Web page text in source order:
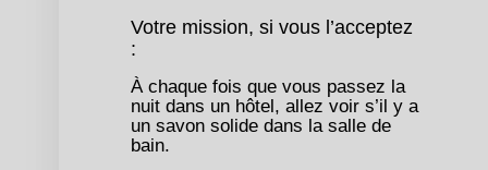
Votre mission, si vous l’acceptez
:
À chaque fois que vous passez la
nuit dans un hôtel, allez voir s’il y a
un savon solide dans la salle de
bain.